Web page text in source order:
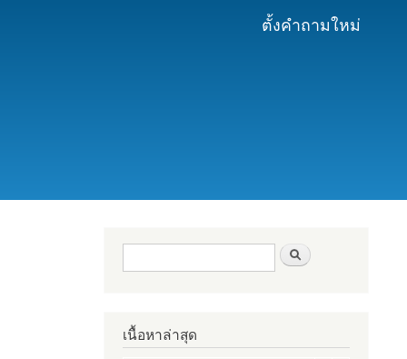
ตั้งคำถามใหม่
ฟอร์มค้นหา
เนื้อหาล่าสุด